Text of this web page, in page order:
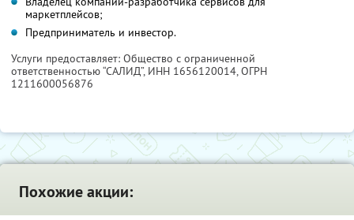
маркетплейсов;
Предприниматель и инвестор.
Услуги предоставляет: Общество с ограниченной
ответственностью “САЛИД”, ИНН 1656120014, ОГРН
1211600056876
Похожие акции: